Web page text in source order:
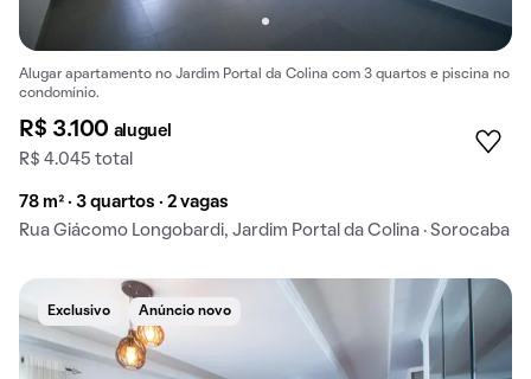
Alugar apartamento no Jardim Portal da Colina com 3 quartos e piscina no
condomínio.
R$ 3.100 aluguel
R$ 4.045 total
78 m² · 3 quartos · 2 vagas
Rua Giácomo Longobardi, Jardim Portal da Colina · Sorocaba
Exclusivo Anúncio novo